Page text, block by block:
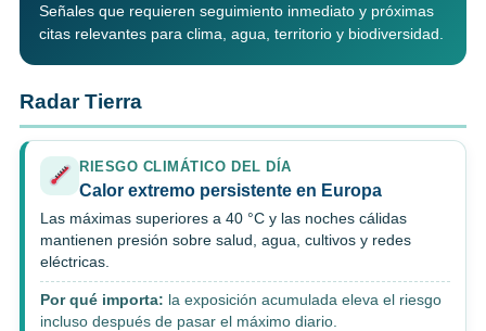
Señales que requieren seguimiento inmediato y próximas
citas relevantes para clima, agua, territorio y biodiversidad.
Radar Tierra
RIESGO CLIMÁTICO DEL DÍA
Calor extremo persistente en Europa
Las máximas superiores a 40 °C y las noches cálidas
mantienen presión sobre salud, agua, cultivos y redes
eléctricas.
Por qué importa: la exposición acumulada eleva el riesgo
incluso después de pasar el máximo diario.